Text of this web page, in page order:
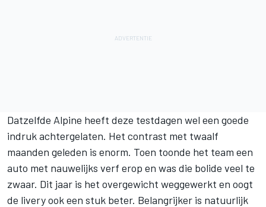
Datzelfde Alpine heeft deze testdagen wel een goede
indruk achtergelaten. Het contrast met twaalf
maanden geleden is enorm. Toen toonde het team een
auto met nauwelijks verf erop en was die bolide veel te
zwaar. Dit jaar is het overgewicht weggewerkt en oogt
de livery ook een stuk beter. Belangrijker is natuurlijk